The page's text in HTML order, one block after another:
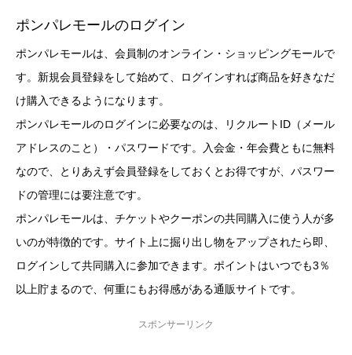
ポンパレモールのログイン
ポンパレモールは、会員制のオンライン・ショッピングモールで
す。新規会員登録をして始めて、ログインすれば商品を好きなだ
け購入できるようになります。
ポンパレモールのログインに必要なのは、リクルートID（メール
アドレスのこと）・パスワードです。入会金・年会費ともに無料
なので、とりあえず会員登録をしておくとお得ですが、パスワー
ドの管理には要注意です。
ポンパレモールは、チケットやクーポンの共同購入に使う人が多
いのが特徴的です。サイト上に掘り出し物をアップされたら即、
ログインして共同購入に参加できます。ポイントはいつでも3％
以上貯まるので、何重にもお得感がある通販サイトです。
スポンサーリンク